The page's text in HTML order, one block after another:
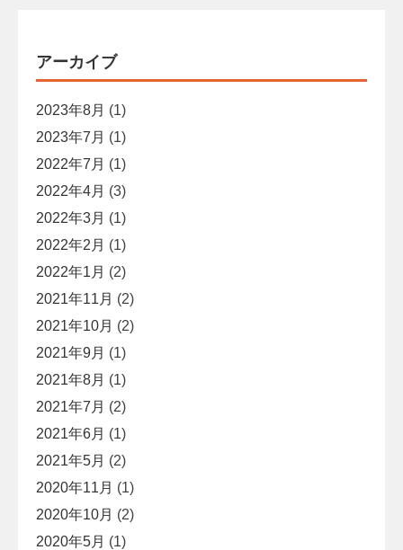
アーカイブ
2023年8月 (1)
2023年7月 (1)
2022年7月 (1)
2022年4月 (3)
2022年3月 (1)
2022年2月 (1)
2022年1月 (2)
2021年11月 (2)
2021年10月 (2)
2021年9月 (1)
2021年8月 (1)
2021年7月 (2)
2021年6月 (1)
2021年5月 (2)
2020年11月 (1)
2020年10月 (2)
2020年5月 (1)